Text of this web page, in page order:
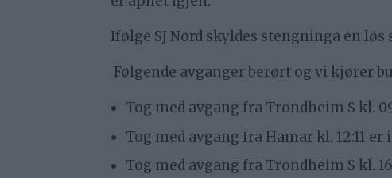
Ifølge SJ Nord skyldes stengninga en
Følgende avganger berørt og vi kjører
Tog med avgang fra Trondheim S kl.
Tog med avgang fra Hamar kl. 12:11
Tog med avgang fra Trondheim S kl.